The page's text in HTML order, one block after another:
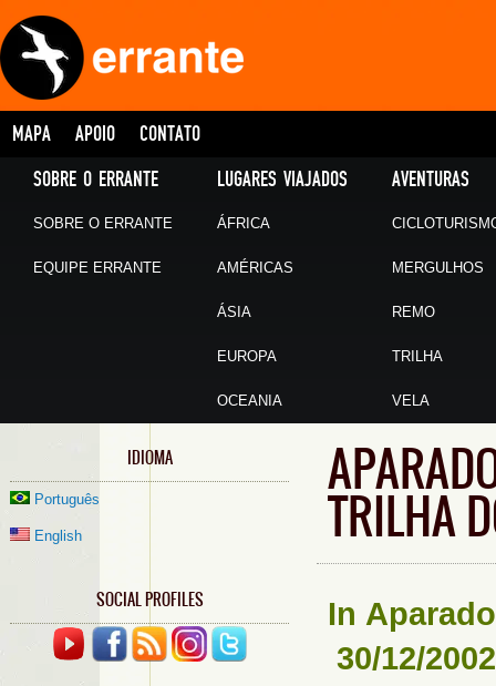
MAPA APOIO CONTATO
SOBRE O ERRANTE
SOBRE O ERRANTE
EQUIPE ERRANTE
LUGARES VIAJADOS
ÁFRICA
AMÉRICAS
ÁSIA
EUROPA
OCEANIA
AVENTURAS
MERGULHOS
REMO
TRILHA
VELA
IDIOMA
Português
English
SOCIAL PROFILES
TRILHA
In
30/12/2002